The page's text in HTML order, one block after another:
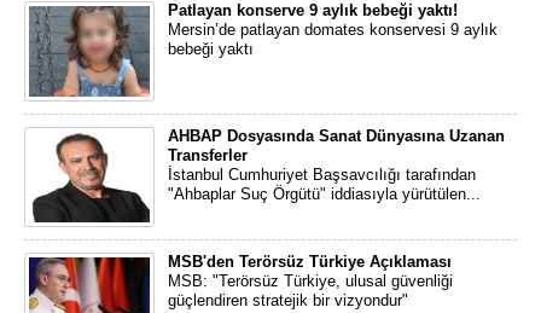
Patlayan konserve 9 aylık bebeği yaktı!
Mersin’de patlayan domates konservesi 9 aylık
bebeği yaktı
AHBAP Dosyasında Sanat Dünyasına Uzanan
Transferler
İstanbul Cumhuriyet Başsavcılığı tarafından
"Ahbaplar Suç Örgütü" iddiasıyla yürütülen...
MSB'den Terörsüz Türkiye Açıklaması
MSB: "Terörsüz Türkiye, ulusal güvenliği
güçlendiren stratejik bir vizyondur"